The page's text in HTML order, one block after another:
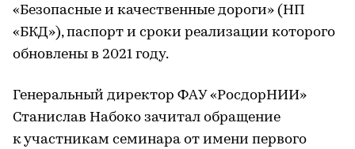
«Безопасные и качественные дороги» (НП
«БКД»), паспорт и сроки реализации которого
обновлены в 2021 году.
Генеральный директор ФАУ «РосдорНИИ»
Станислав Набоко зачитал обращение
к участникам семинара от имени первого